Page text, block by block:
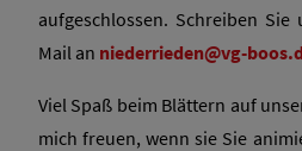
aufgeschlossen. Schreiben
Mail an niederrieden@vg-
Viel Spaß beim Blättern auf
mich freuen, wenn sie Sie